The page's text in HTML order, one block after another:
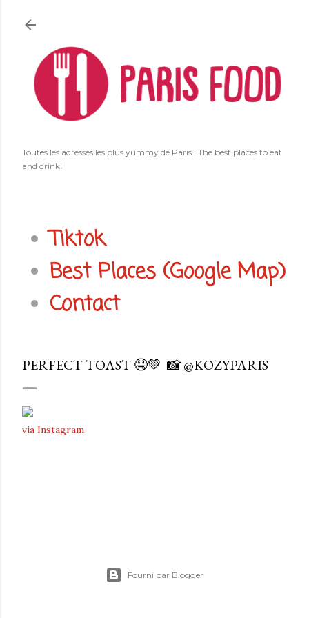
Accéder au contenu principal
Toutes les adresses les plus yummy de Paris ! The best places to eat
and drink!
Tiktok
Best Places (Google Map)
Contact
PERFECT TOAST 🤤💚⁠ ⁠ 📸 @KOZYPARIS
via Instagram
Fourni par Blogger